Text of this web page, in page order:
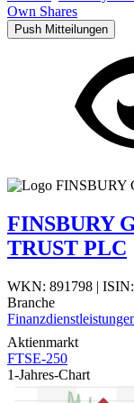
Own Shares
Push Mitteilungen
FINSBURY
TRUST PLC
WKN: 891798 |
Branche
Aktienmarkt
FTSE-250
1-Jahres-Chart